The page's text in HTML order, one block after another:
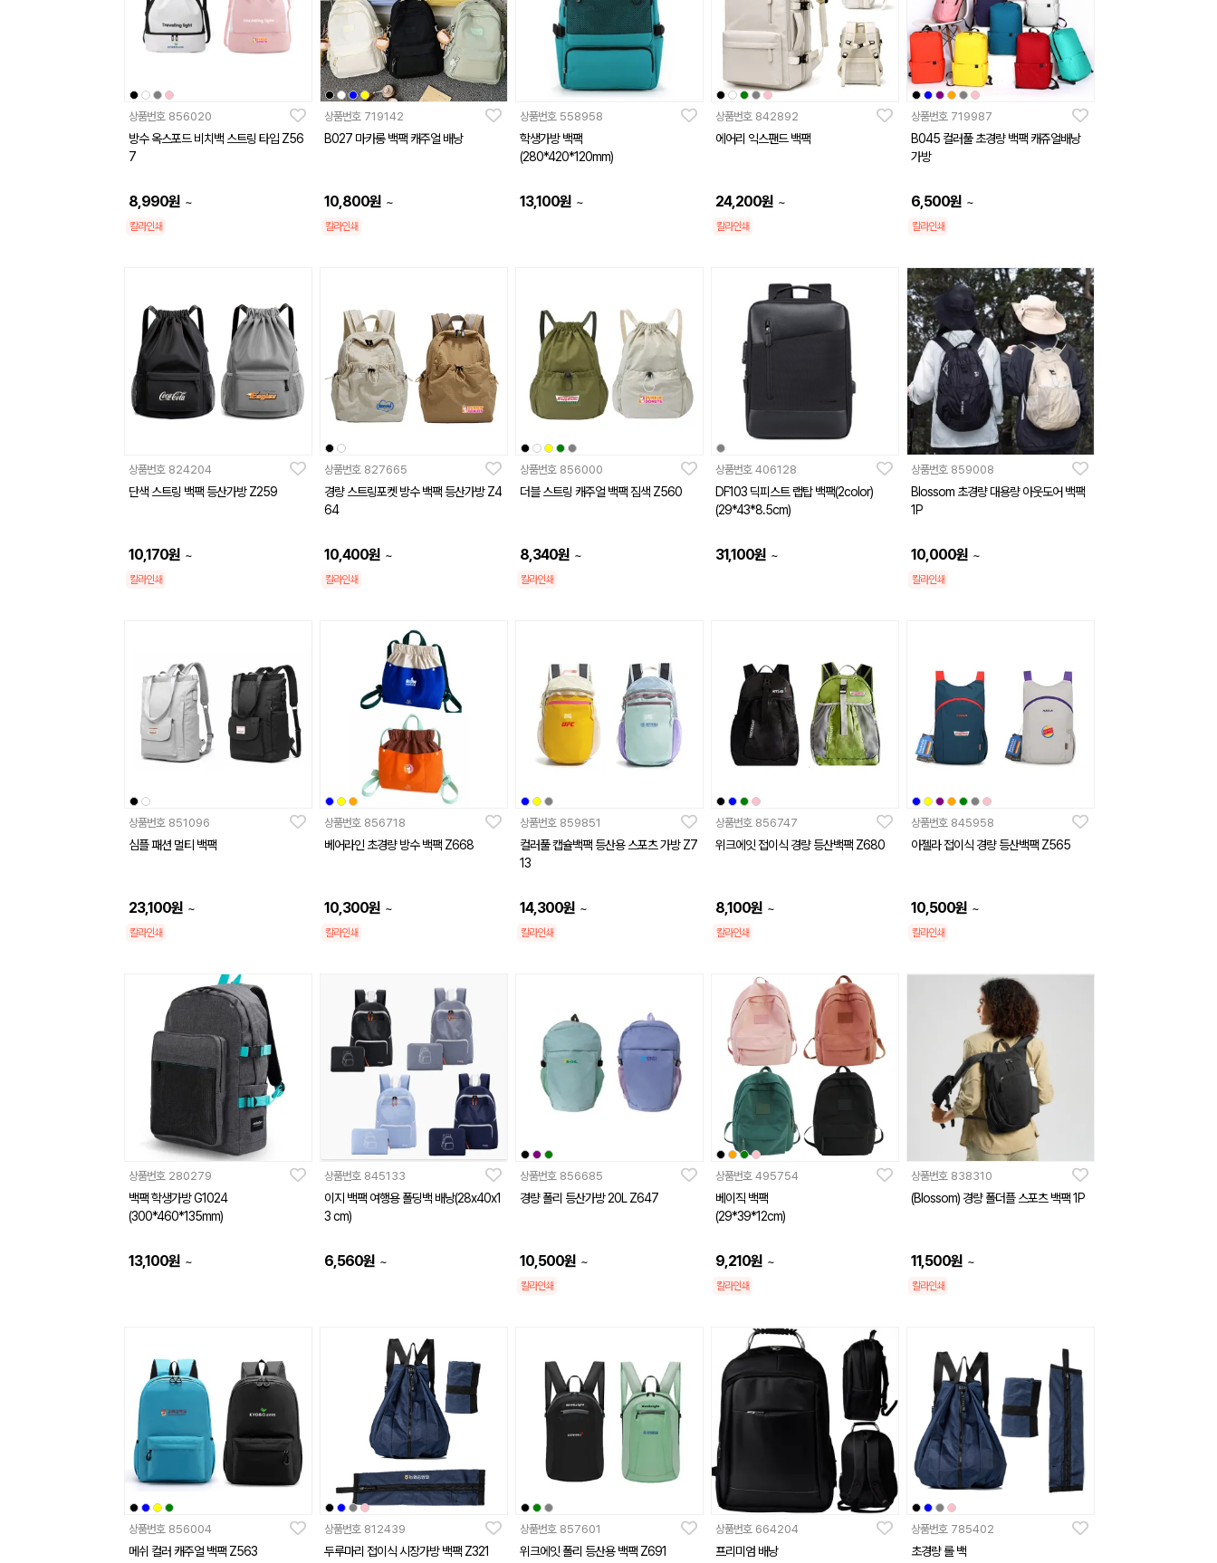
상품번호 856020
방수 옥스포드 비치백 스트링 타입 Z56
7
8,990원 ~
칼라인쇄
상품번호 719142
B027 마카롱 백팩 캐주얼 배낭
10,800원 ~
칼라인쇄
상품번호 558958
학생가방 백팩
(280*420*120mm)
13,100원 ~
상품번호 842892
에어리 익스팬드 백팩
24,200원 ~
칼라인쇄
상품번호 719987
B045 컬러풀 초경량 백팩 캐쥬얼배낭
가방
6,500원 ~
칼라인쇄
상품번호 824204
단색 스트링 백팩 등산가방 Z259
10,170원 ~
칼라인쇄
상품번호 827665
경량 스트링포켓 방수 백팩 등산가방 Z4
64
10,400원 ~
칼라인쇄
상품번호 856000
더블 스트링 캐주얼 백팩 짐색 Z560
8,340원 ~
칼라인쇄
상품번호 406128
DF103 딕피스트 랩탑 백팩(2color)
(29*43*8.5cm)
31,100원 ~
상품번호 859008
Blossom 초경량 대용량 아웃도어 백팩
1P
10,000원 ~
칼라인쇄
상품번호 851096
심플 패션 멀티 백팩
23,100원 ~
칼라인쇄
상품번호 856718
베어라인 초경량 방수 백팩 Z668
10,300원 ~
칼라인쇄
상품번호 859851
컬러풀 캡슐백팩 등산용 스포츠 가방 Z7
13
14,300원 ~
칼라인쇄
상품번호 856747
위크에잇 접이식 경량 등산백팩 Z680
8,100원 ~
칼라인쇄
상품번호 845958
아젤라 접이식 경량 등산백팩 Z565
10,500원 ~
칼라인쇄
상품번호 280279
백팩 학생가방 G1024
(300*460*135mm)
13,100원 ~
상품번호 845133
이지 백팩 여행용 폴딩백 배낭(28x40x1
3 cm)
6,560원 ~
상품번호 856685
경량 폴리 등산가방 20L Z647
10,500원 ~
칼라인쇄
상품번호 495754
베이직 백팩
(29*39*12cm)
9,210원 ~
칼라인쇄
상품번호 838310
(Blossom) 경량 폴더플 스포츠 백팩 1P
11,500원 ~
칼라인쇄
상품번호 856004
메쉬 컬러 캐주얼 백팩 Z563
상품번호 812439
두루마리 접이식 시장가방 백팩 Z321
상품번호 857601
위크에잇 폴리 등산용 백팩 Z691
상품번호 664204
프리미엄 배낭
상품번호 785402
초경량 롤 백